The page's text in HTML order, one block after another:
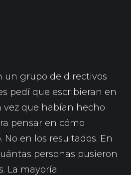
un grupo de directivos
pedí que escribieran en
que habían hecho
pensar en cómo
en los resultados. En
personas pusieron
La mayoría.